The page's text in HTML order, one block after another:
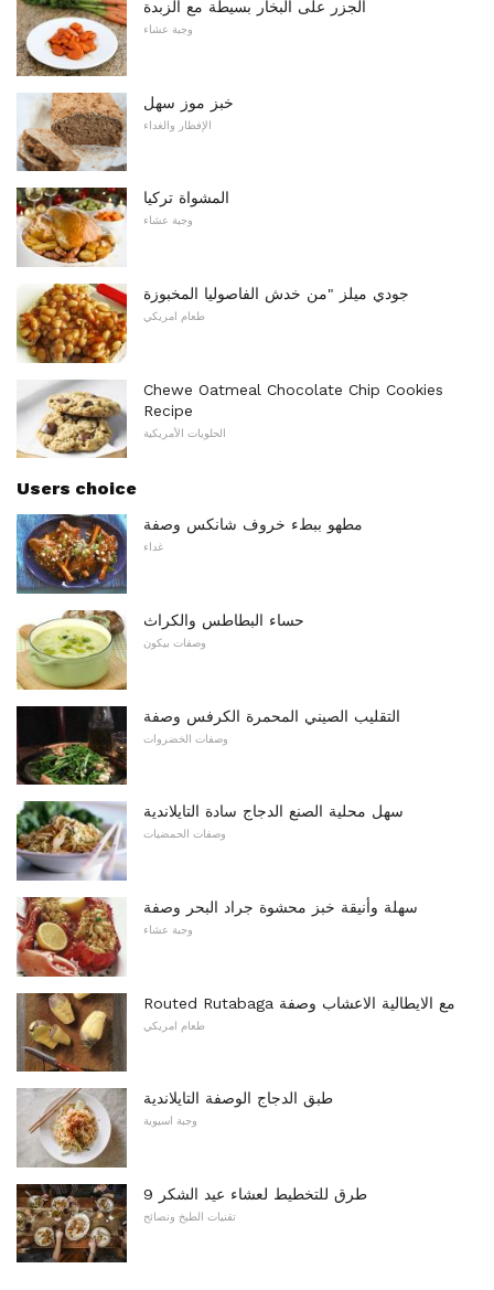
الجزر على البخار بسيطة مع الزبدة
وجبة عشاء
خبز موز سهل
الإفطار والغداء
المشواة تركيا
وجبة عشاء
جودي ميلز "من خدش الفاصوليا المخبوزة
طعام امريكي
Chewe Oatmeal Chocolate Chip Cookies
Recipe
الحلويات الأمريكية
Users choice
مطهو ببطء خروف شانكس وصفة
غداء
حساء البطاطس والكراث
وصفات بيكون
التقليب الصيني المحمرة الكرفس وصفة
وصفات الخضروات
سهل محلية الصنع الدجاج سادة التايلاندية
وصفات الحمضيات
سهلة وأنيقة خبز محشوة جراد البحر وصفة
وجبة عشاء
Routed Rutabaga مع الايطالية الاعشاب وصفة
طعام امريكي
طبق الدجاج الوصفة التايلاندية
وجبة اسيوية
9 طرق للتخطيط لعشاء عيد الشكر
تقنيات الطبخ ونصائح